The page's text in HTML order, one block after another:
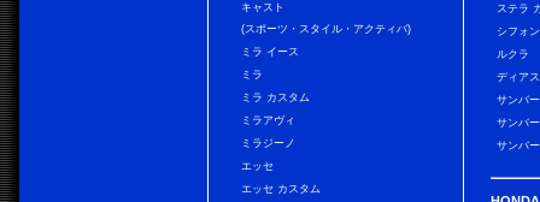
キャスト
(スポーツ・スタイル・アクティバ)
ミラ イース
ミラ
ミラ カスタム
ミラアヴィ
ミラジーノ
エッセ
エッセ カスタム
ステラ
シフォ
ルクラ
ディア
サンバ
サンバ
サンバ